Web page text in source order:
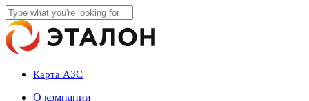
Skip
to
main
content
Close
Search
Карта АЗС
account
Menu
О компании